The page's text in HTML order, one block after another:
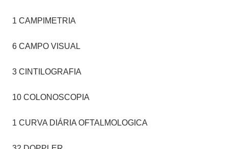
1 CAMPIMETRIA
6 CAMPO VISUAL
3 CINTILOGRAFIA
10 COLONOSCOPIA
1 CURVA DIÁRIA OFTALMOLOGICA